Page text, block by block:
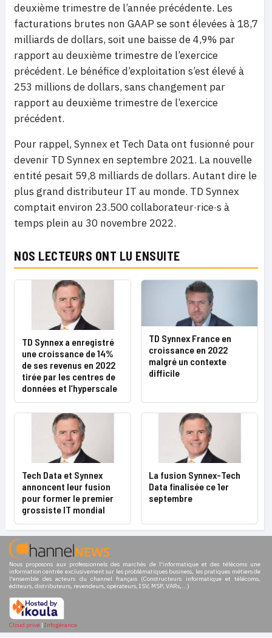
deuxième trimestre de l’année précédente. Les
facturations brutes non GAAP se sont élevées à 18,7
milliards de dollars, soit une baisse de 4,9% par
rapport au deuxième trimestre de l’exercice
précédent. Le bénéfice d’exploitation s’est élevé à
253 millions de dollars, sans changement par
rapport au deuxième trimestre de l’exercice
précédent.
Pour rappel, Synnex et Tech Data ont fusionné pour
devenir TD Synnex en septembre 2021. La nouvelle
entité pesait 59,8 milliards de dollars. Autant dire le
plus grand distributeur IT au monde. TD Synnex
comptait environ 23.500 collaborateur·rice·s à
temps plein au 30 novembre 2022.
NOS LECTEURS ONT LU ENSUITE
TD Synnex a enregistré
une croissance de 14%
de ses revenus en 2022
tirée par les centres de
données et l’hyperscale
TD Synnex France en
croissance en 2022
malgré un contexte
difficile
Tech Data et Synnex
annoncent leur fusion
pour former le premier
grossiste IT mondial
La fusion Synnex-Tech
Data finalisée ce 1er
septembre
Nous proposons aux professionnels des marchés de l'informatique et des télécoms une
information centrée exclusivement sur les problématiques business, les pratiques métiers de
l'ensemble des acteurs du channel français (Constructeurs informatique et télécoms,
éditeurs, distributeurs, revendeurs, opérateurs, ISV, MSP, VARs,...)
Cloud privé | Infogérance